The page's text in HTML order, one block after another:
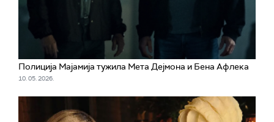
Полиција Мајамија тужила Мета Дејмона и Бена Афлека
10. 05. 2026.